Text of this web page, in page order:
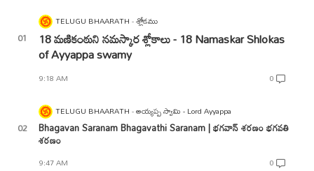
TELUGU BHAARATH శ్లోకము
18 మణికంఠుని నమస్కార శ్లోకాలు - 18 Namaskar Shlokas
of Ayyappa swamy
9:18 AM 0
TELUGU BHAARATH అయ్యప్ప స్వామి - Lord Ayyappa
Bhagavan Saranam Bhagavathi Saranam | భగవాన్ శరణం భగవతి
శరణం
9:47 AM 0